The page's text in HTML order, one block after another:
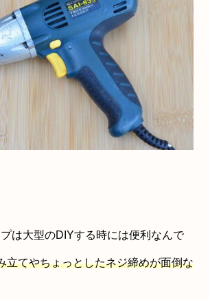
は大型のDIYする時には便利なんで
立てやちょっとしたネジ締めが面倒な